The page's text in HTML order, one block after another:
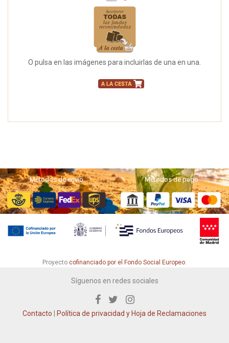
O pulsa en las imágenes para incluirlas de una en una.
Métodos de envío Métodos de pago
Proyecto cofinanciado por el Fondo Social Europeo
Síguenos en redes sociales
Contacto Política de privacidad y Hoja de Reclamaciones